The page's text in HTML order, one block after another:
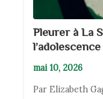
Pleurer à La
mai 10, 2026
Par Elizabeth